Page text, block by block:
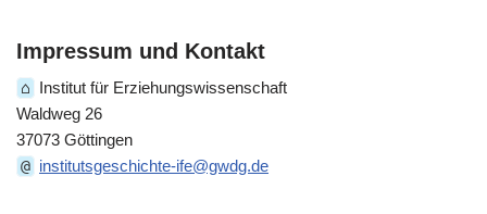
Impressum und Kontakt
⌂ Institut für Erziehungswissenschaft
Waldweg 26
37073 Göttingen
@ institutsgeschichte-ife@gwdg.de